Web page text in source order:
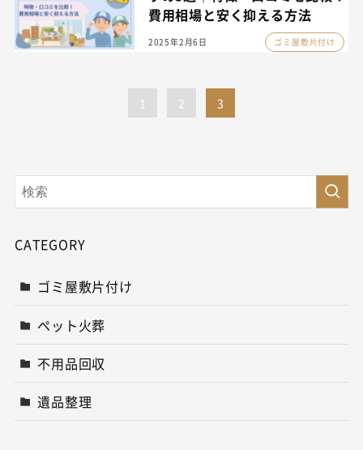
費用相場と安く抑える方法
2025年2月6日 ゴミ屋敷片付け
1 2 3
CATEGORY
ゴミ屋敷片付け
ペット火葬
不用品回収
遺品整理